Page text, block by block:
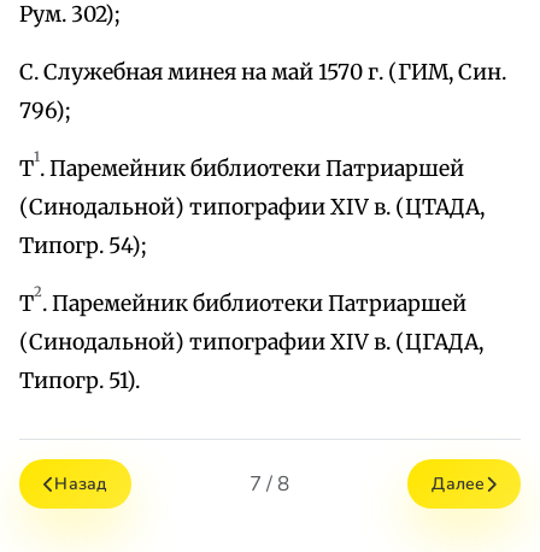
Рум. 302);
С. Служебная минея на май 1570 г. (ГИМ, Син.
796);
Т1. Паремейник библиотеки Патриаршей
(Синодальной) типографии XIV в. (ЦТАДА,
Типогр. 54);
Т2. Паремейник библиотеки Патриаршей
(Синодальной) типографии XIV в. (ЦГАДА,
Типогр. 51).
Назад 7 / 8 Далее